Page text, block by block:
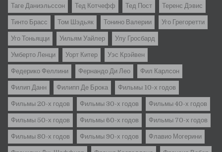
Таге Даниэльссон Тед Котчефф Тед Пост Теренс Дэвис
Тинто Брасс Том Шэдьяк Тонино Валерии Уго Грегоретти
Уго Тоньяцци Уильям Уайлер Улу Гросбард
Умберто Ленци Уорт Китер Уэс Крэйвен
Федерико Феллини Фернандо Ди Лео Фил Карлсон
Филип Данн Филипп Де Брока Фильмы 10-х годов
Фильмы 20-х годов Фильмы 30-х годов Фильмы 40-х годов
Фильмы 50-х годов Фильмы 60-х годов Фильмы 70-х годов
Фильмы 80-х годов Фильмы 90-х годов Флавио Могерини